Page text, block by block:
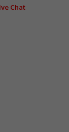
Chat